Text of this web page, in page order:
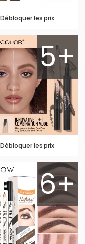
Débloquer les prix
5+
Débloquer les prix
6+